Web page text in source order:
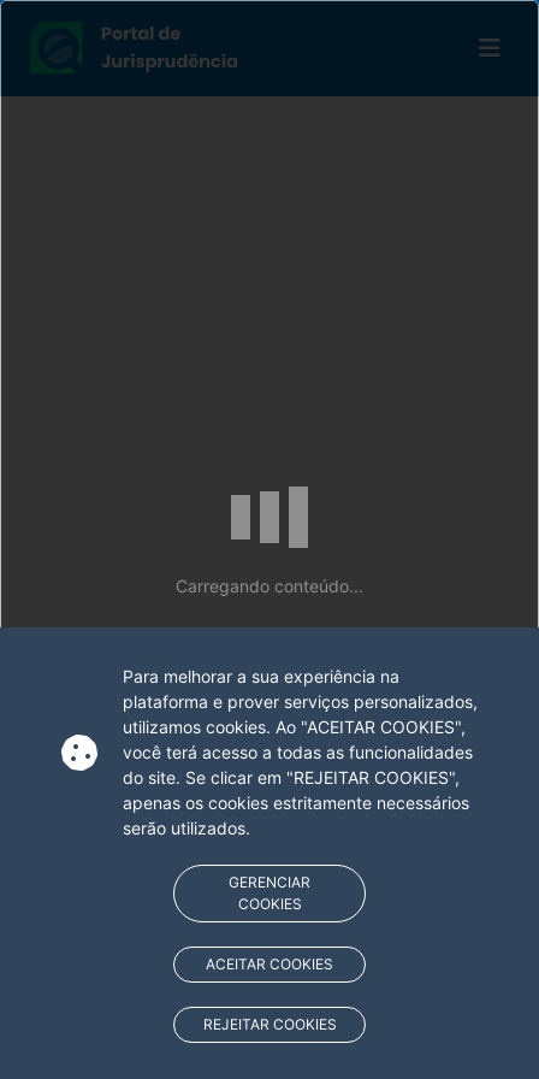
Para melhorar a sua experiência na
plataforma e prover serviços personalizados,
utilizamos cookies. Ao "ACEITAR COOKIES",
você terá acesso a todas as funcionalidades
do site. Se clicar em "REJEITAR COOKIES",
apenas os cookies estritamente necessários
serão utilizados.
GERENCIAR
COOKIES
ACEITAR COOKIES
REJEITAR COOKIES
Carregando conteúdo...